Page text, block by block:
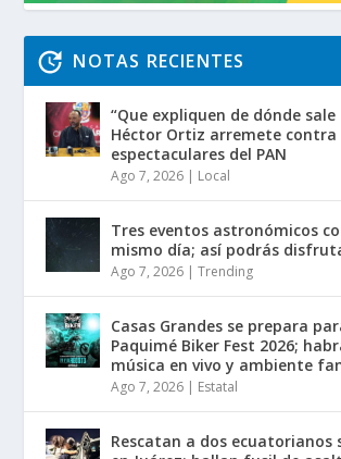
NOTAS RECIENTES
“Que expliquen de dónde sale
Héctor Ortiz arremete contra
espectaculares del PAN
Ago 7, 2026 | Local
Tres eventos astronómicos
mismo día; así podrás
Ago 7, 2026 |Trending
Casas Grandes se prepara
Paquimé Biker Fest 2026;
música en vivo y ambiente
Ago 7, 2026 | Estatal
Rescatan a dos ecuatorianos